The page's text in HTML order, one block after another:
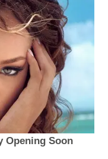
Opening Soon